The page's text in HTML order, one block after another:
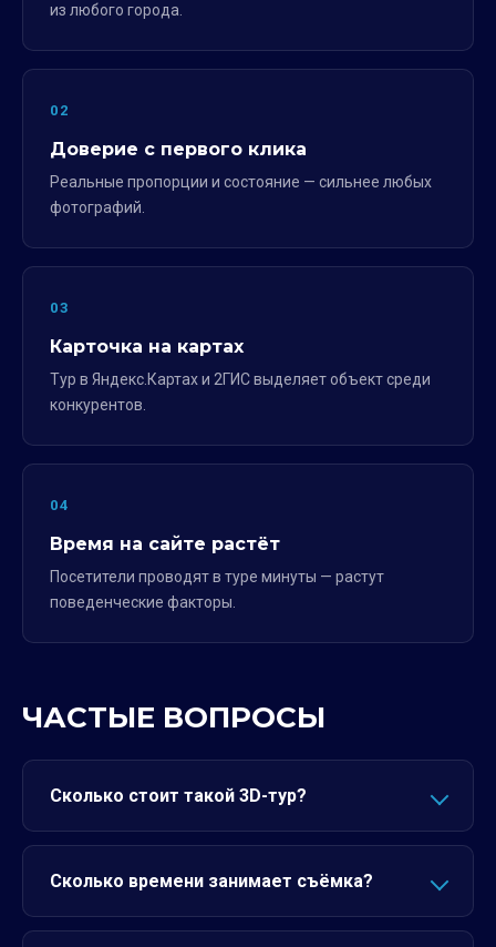
из любого города.
02
Доверие с первого клика
Реальные пропорции и состояние — сильнее любых
фотографий.
03
Карточка на картах
Тур в Яндекс.Картах и 2ГИС выделяет объект среди
конкурентов.
04
Время на сайте растёт
Посетители проводят в туре минуты — растут
поведенческие факторы.
ЧАСТЫЕ ВОПРОСЫ
Сколько стоит такой 3D-тур?
Сколько времени занимает съёмка?